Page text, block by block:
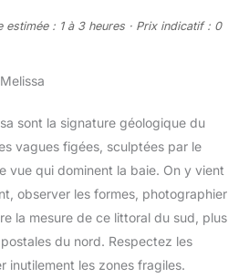
estimée : 1 à 3 heures · Prix indicatif : 0
sont la signature géologique du
vagues figées, sculptées par le
vue qui dominent la baie. On y vient
observer les formes, photographier
la mesure de ce littoral du sud, plus
du nord. Respectez les
inutilement les zones fragiles.